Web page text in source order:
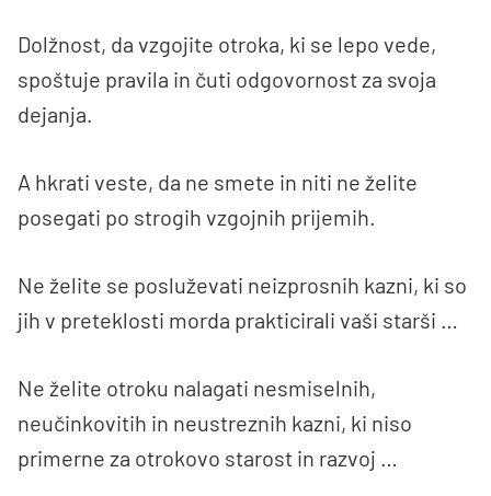
Dolžnost, da vzgojite otroka, ki se lepo vede,
spoštuje pravila in čuti odgovornost za svoja
dejanja.
A hkrati veste, da ne smete in niti ne želite
posegati po strogih vzgojnih prijemih.
Ne želite se posluževati neizprosnih kazni, ki so
jih v preteklosti morda prakticirali vaši starši …
Ne želite otroku nalagati nesmiselnih,
neučinkovitih in neustreznih kazni, ki niso
primerne za otrokovo starost in razvoj …